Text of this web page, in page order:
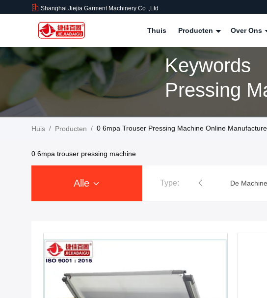
Shanghai Jiejia Garment Machinery Co .,ltd
Thuis Producten Over Ons
Keywords
Pressing
Producten
Huis / Producten / 0 6mpa Trouser Pressing Machine Online
0 6mpa trouser pressing machine
Alle Type:
Kledings Dringende Machine De